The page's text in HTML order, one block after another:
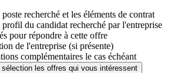
recherché et les éléments de contrat
du candidat recherché par l'entreprise
pour répondre à cette offre
de l'entreprise (si présente)
complémentaires le cas échéant
les offres qui vous intéressent